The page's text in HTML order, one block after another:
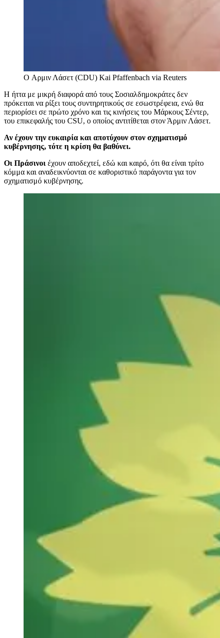
O Αρμιν Λάσετ (CDU) Kai Pfaffenbach via Reuters
Η ήττα με μικρή διαφορά από τους Σοσιαλδημοκράτες δεν
πρόκειται να ρίξει τους συντηρητικούς σε εσωστρέφεια, ενώ θα
περιορίσει σε πρώτο χρόνο και τις κινήσεις του Μάρκους Σέντερ,
του επικεφαλής του CSU, ο οποίος αντιτίθεται στον Άρμιν Λάσετ.
Αν έχουν την ευκαιρία και αποτύχουν στον σχηματισμό
κυβέρνησης, τότε η κρίση θα βαθύνει.
Οι Πράσινοι έχουν αποδεχτεί, εδώ και καιρό, ότι θα είναι τρίτο
κόμμα και αναδεικνύονται σε καθοριστικό παράγοντα για τον
σχηματισμό κυβέρνησης.